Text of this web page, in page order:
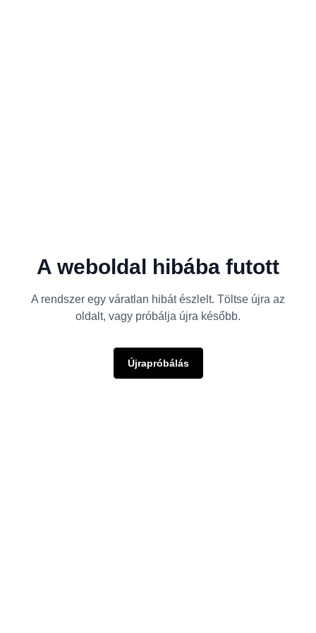
A weboldal hibába futott
A rendszer egy váratlan hibát észlelt. Töltse újra az
oldalt, vagy próbálja újra később.
Újrapróbálás